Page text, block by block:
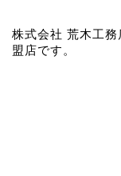
株式会社 荒木工
盟店です。